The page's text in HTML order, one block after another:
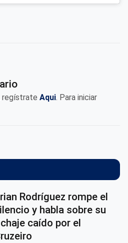
regístrate Aqui. Para iniciar
Rodríguez rompe el
y habla sobre su
caído por el